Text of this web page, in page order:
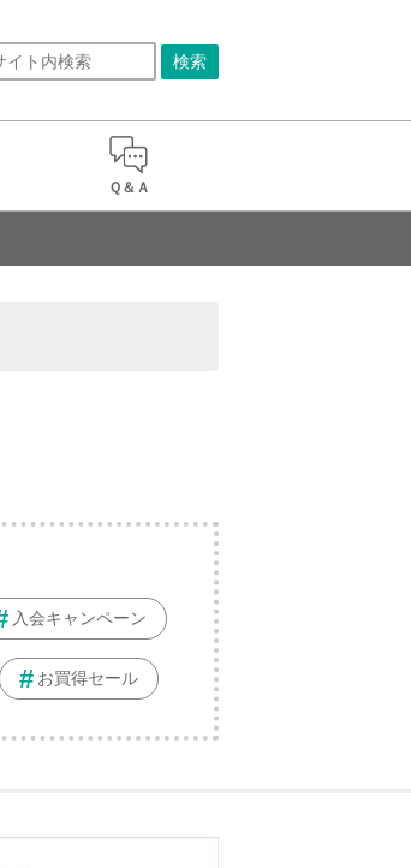
Ｑ＆Ａ
入会キャンペーン
お買得セール